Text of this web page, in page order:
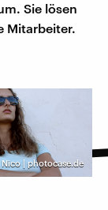
Sie lösen
Mitarbeiter.
Nico | photocase.de